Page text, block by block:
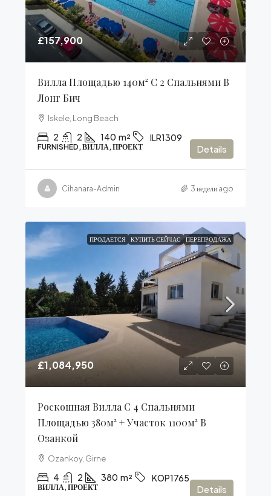
£157,900
Вилла Площадью 140м² С 2 Спальнями В
Лонг Бич
Iskele, Long Beach
2 2 140 m² ILR1309
FURNISHED, ВИЛЛА, ПРОЕКТ Details
Cihanara-Admin 3 недели ago
ПРОДАЕТСЯ КУПИТЬ СЕЙЧАС ПЕРЕПРОДАЖА
£1,084,950
Роскошная Вилла С 4 Спальнями
Площадью 380м² + Участок 1100м² В
Озанкой
Ozankoy, Girne
4 2 380 m² KOP1765
ВИЛЛА, ПРОЕКТ Details